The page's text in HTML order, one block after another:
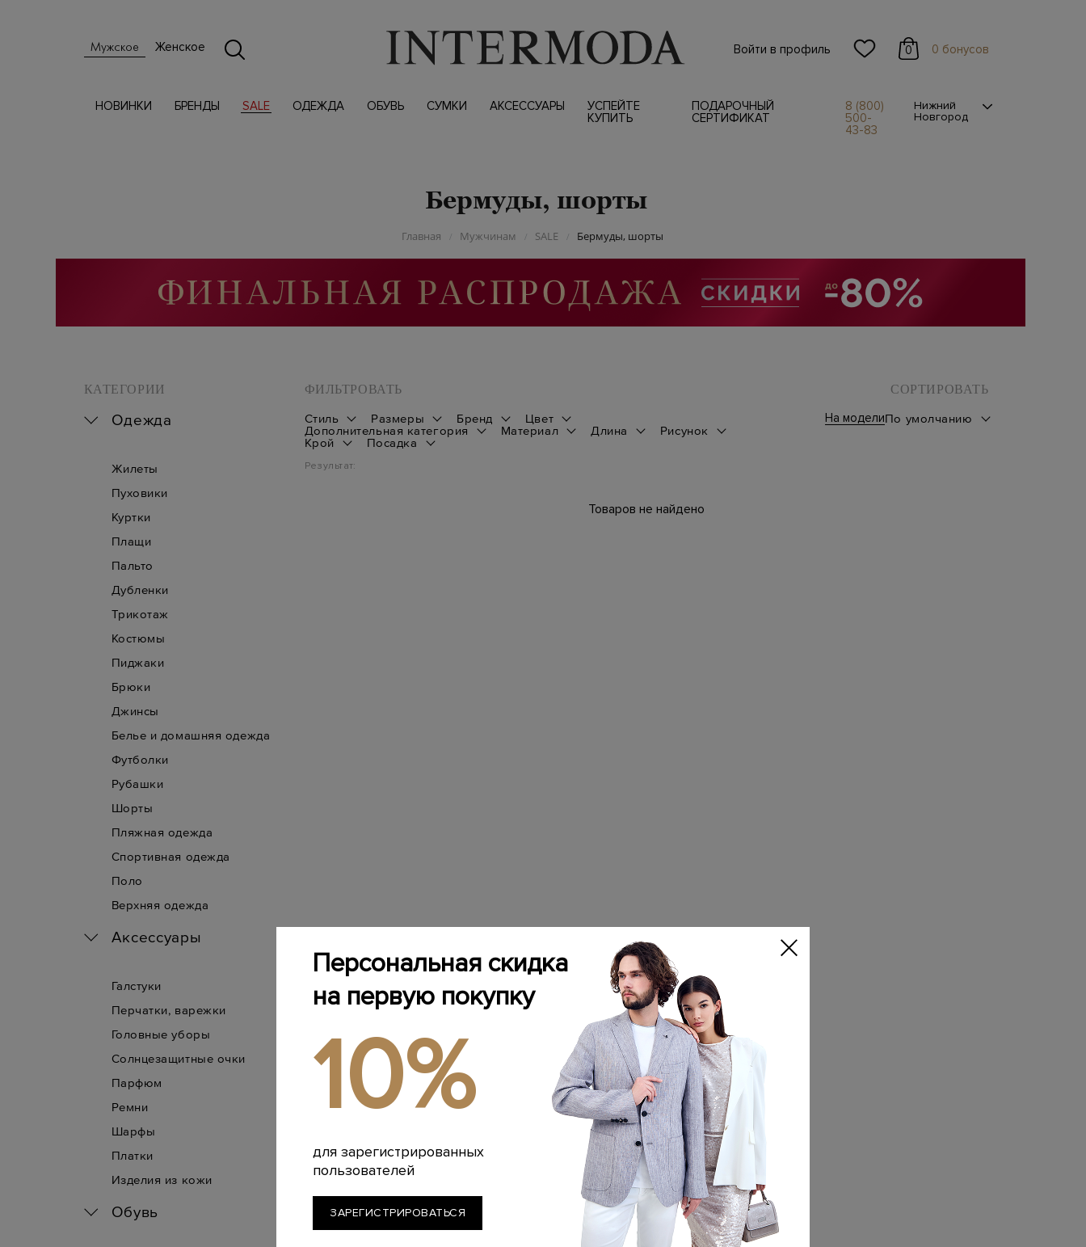
Мужское Женское Войти в профиль 0 0 бонусов
НОВИНКИ БРЕНДЫ SALE ОДЕЖДА ОБУВЬ СУМКИ АКСЕССУАРЫ
УСПЕЙТЕ
КУПИТЬ
ПОДАРОЧНЫЙ
СЕРТИФИКАТ
8 (800)
500-
43-83
Нижний
Новгород
Бермуды, шорты
Главная / Мужчинам / SALE / Бермуды, шорты
КАТЕГОРИИ
Одежда
Жилеты
Пуховики
Куртки
Плащи
Пальто
Дубленки
Трикотаж
Костюмы
Пиджаки
Брюки
Джинсы
Белье и домашняя одежда
Футболки
Рубашки
Шорты
Пляжная одежда
Спортивная одежда
Поло
Верхняя одежда
Аксессуары
Галстуки
Перчатки, варежки
Головные уборы
Солнцезащитные очки
Парфюм
Ремни
Шарфы
Платки
Изделия из кожи
Обувь
ФИЛЬТРОВАТЬ
Стиль Размеры Бренд
Цвет
Дополнительная категория
Материал Длина
Рисунок
Крой
Посадка
На модели
СОРТИРОВАТЬ
По умолчанию
Результат:
Товаров не найдено
Персональная скидка
на первую покупку
10%
для зарегистрированных
пользователей
ЗАРЕГИСТРИРОВАТЬСЯ